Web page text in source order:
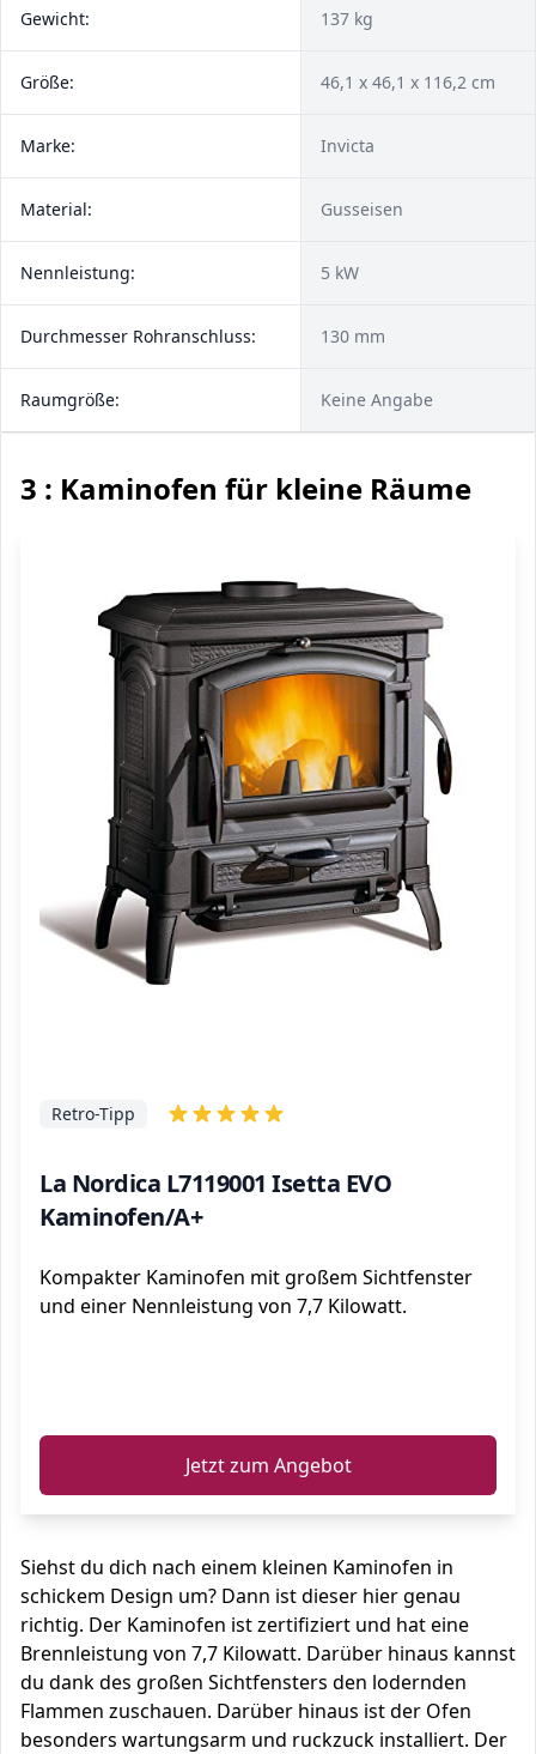
Gewicht: 137 kg
Größe: 46,1 x 46,1 x 116,2 cm
Marke: Invicta
Material: Gusseisen
Nennleistung: 5 kW
Durchmesser Rohranschluss: 130 mm
Raumgröße: Keine Angabe
3 : Kaminofen für kleine Räume
La Nordica L7119001 Isetta EVO
Kaminofen/A+
Retro-Tipp
Kompakter Kaminofen mit großem Sichtfenster
und einer Nennleistung von 7,7 Kilowatt.
Jetzt zum Angebot
Siehst du dich nach einem kleinen Kaminofen in
schickem Design um? Dann ist dieser hier genau
richtig. Der Kaminofen ist zertifiziert und hat eine
Brennleistung von 7,7 Kilowatt. Darüber hinaus kannst
du dank des großen Sichtfensters den lodernden
Flammen zuschauen. Darüber hinaus ist der Ofen
besonders wartungsarm und ruckzuck installiert. Der